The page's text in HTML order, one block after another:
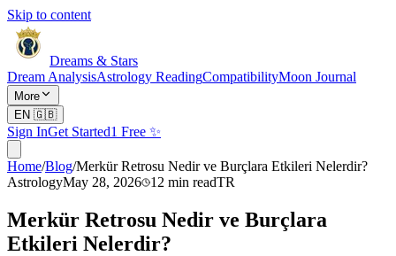
Skip to content
Dreams & Stars
Dream AnalysisAstrology ReadingCompatibilityMoon Journal
More
EN 🇬🇧
Sign InGet Started1 Free ✨
Home/Blog/Merkür Retrosu Nedir ve Burçlara Etkileri Nelerdir?
AstrologyMay 28, 2026 12 min readTR
Merkür Retrosu Nedir ve Burçlara
Etkileri Nelerdir?